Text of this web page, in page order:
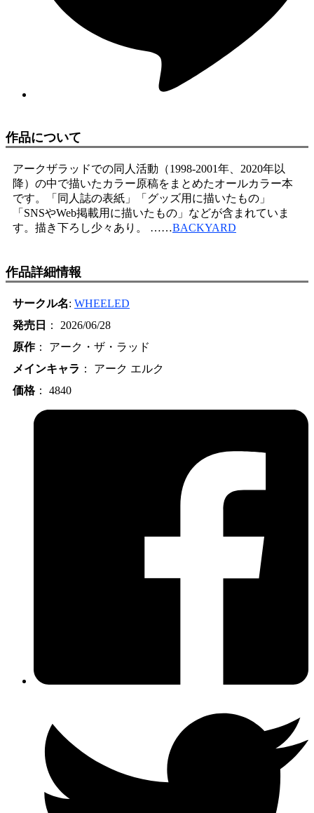
作品について
アークザラッドでの同人活動（1998-2001年、2020年以
降）の中で描いたカラー原稿をまとめたオールカラー本
です。「同人誌の表紙」「グッズ用に描いたもの」
「SNSやWeb掲載用に描いたもの」などが含まれていま
す。描き下ろし少々あり。 ……BACKYARD
作品詳細情報
サークル名: WHEELED
発売日
： 2026/06/28
原作： アーク・ザ・ラッド
メインキャラ ： アーク エルク
価格： 4840